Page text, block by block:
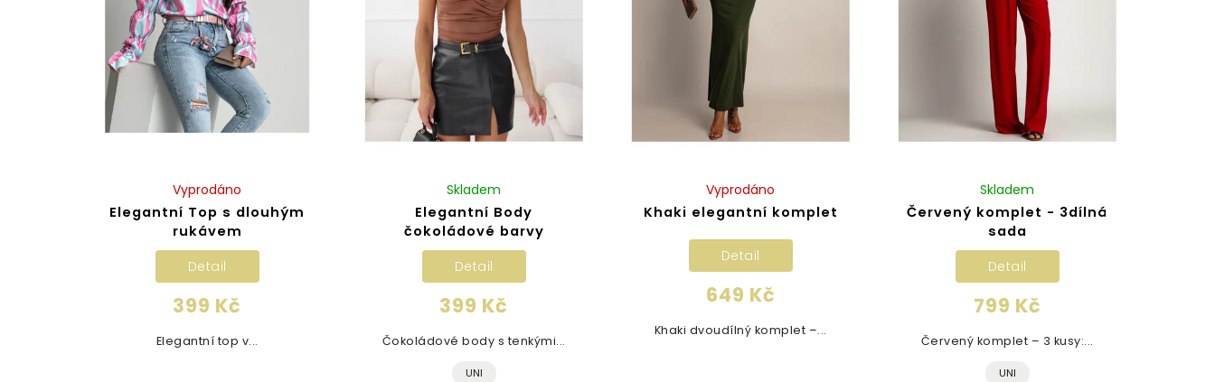
Elegantní Top s dlouhým
rukávem
Vyprodáno
399 Kč
Detail
Elegantní top v...
Elegantní Body
čokoládové barvy
Skladem
399 Kč
Detail
Čokoládové body s tenkými...
UNI
Khaki elegantní komplet
Vyprodáno
649 Kč
Detail
Khaki dvoudílný komplet –...
Červený komplet - 3dílná
sada
Skladem
799 Kč
Detail
Červený komplet – 3 kusy:...
UNI